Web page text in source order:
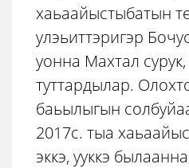
хаьаайыстыбатын
улэьиттэригэр
уонна Махтал сурук,
туттардылар.
баьылыгын
2017с. тыа
эккэ, ууккэ